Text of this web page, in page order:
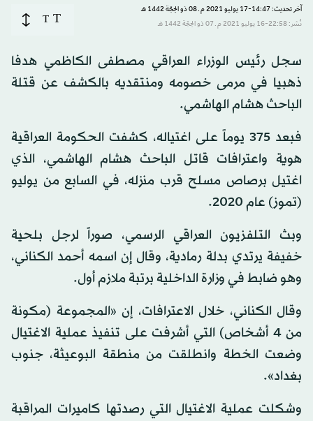
آخر تحديث: 14:47-17 يوليو 2021 م ـ 08 ذو الحِجّة 1442 هـ
نُشر: 22:58-16 يوليو 2021 م ـ 07 ذو الحِجّة 1442 هـ
T
T
سجل رئيس الوزراء العراقي مصطفى الكاظمي هدفا
ذهبيا في مرمى خصومه ومنتقديه بالكشف عن قتلة
الباحث هشام الهاشمي.
فبعد 375 يوماً على اغتياله، كشفت الحكومة العراقية
هوية واعترافات قاتل الباحث هشام الهاشمي، الذي
اغتيل برصاص مسلح قرب منزله، في السابع من يوليو
(تموز) عام 2020.
وبث التلفزيون العراقي الرسمي، صوراً لرجل بلحية
خفيفة يرتدي بدلة رمادية، وقال إن اسمه أحمد الكناني،
وهو ضابط في وزارة الداخلية برتبة ملازم أول.
وقال الكناني، خلال الاعترافات، إن «المجموعة (مكونة
من 4 أشخاص) التي أشرفت على تنفيذ عملية الاغتيال
وضعت الخطة وانطلقت من منطقة البوعيثة، جنوب
بغداد».
وشكلت عملية الاغتيال التي رصدتها كاميرات المراقبة